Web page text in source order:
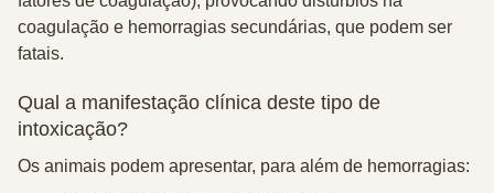
coagulação e hemorragias secundárias, que podem ser
fatais.
Qual a manifestação clínica deste tipo de
intoxicação?
Os animais podem apresentar, para além de hemorragias: